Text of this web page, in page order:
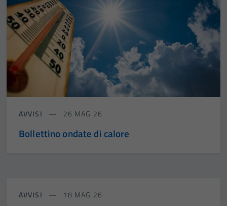
AVVISI 26 MAG 26
Bollettino ondate di calore
AVVISI 18 MAG 26